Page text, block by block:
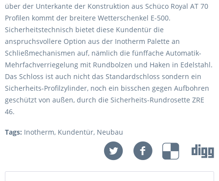
über der Unterkante der Konstruktion aus Schüco Royal AT 70
Profilen kommt der breitere Wetterschenkel E-500.
Sicherheitstechnisch bietet diese Kundentür die
anspruchsvollere Option aus der Inotherm Palette an
Schließmechanismen auf, nämlich die fünffache Automatik-
Mehrfachverriegelung mit Rundbolzen und Haken in Edelstahl.
Das Schloss ist auch nicht das Standardschloss sondern ein
Sicherheits-Profilzylinder, noch ein bisschen gegen Aufbohren
geschützt von außen, durch die Sicherheits-Rundrosette ZRE
46.
Tags: Inotherm, Kundentür, Neubau